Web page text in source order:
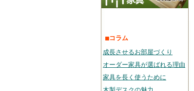
■コラム
成長させるお部屋づくり
オーダー家具が選ばれる理由
家具を長く使うために